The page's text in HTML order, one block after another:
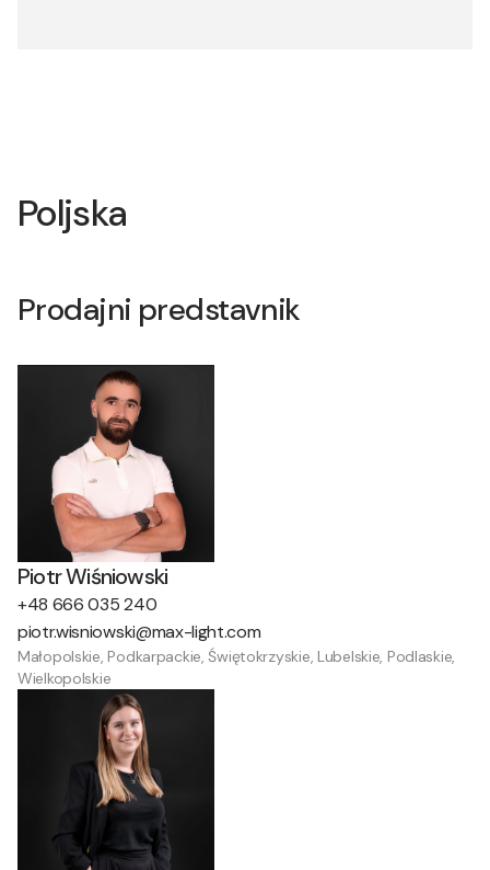
Poljska
Prodajni predstavnik
Piotr Wiśniowski
+48 666 035 240
piotr.wisniowski@max-light.com
Małopolskie, Podkarpackie, Świętokrzyskie, Lubelskie, Podlaskie,
Wielkopolskie